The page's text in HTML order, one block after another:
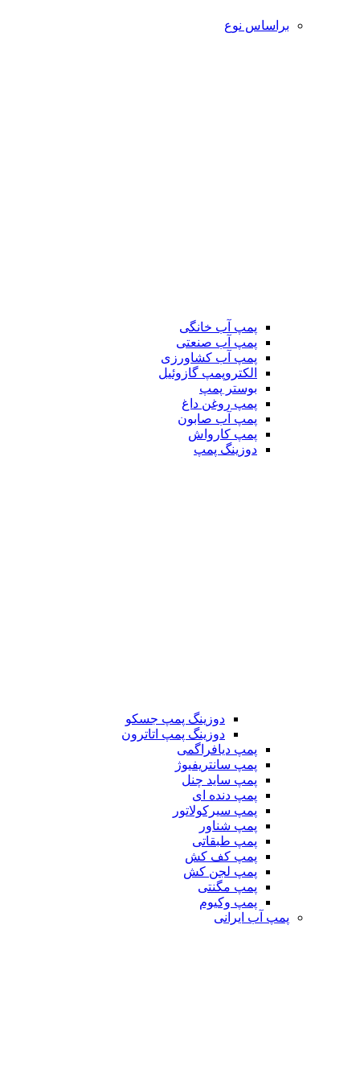
براساس نوع
پمپ آب خانگی
پمپ آب صنعتی
پمپ آب کشاورزی
الکتروپمپ گازوئیل
بوستر پمپ
پمپ روغن داغ
پمپ آب صابون
پمپ کارواش
دوزینگ پمپ
دوزینگ پمپ جسکو
دوزینگ پمپ اتاترون
پمپ دیافراگمی
پمپ سانتریفیوژ
پمپ ساید چنل
پمپ دنده ای
پمپ سیرکولاتور
پمپ شناور
پمپ طبقاتی
پمپ کف کش
پمپ لجن کش
پمپ مگنتی
پمپ وکیوم
پمپ آب ایرانی